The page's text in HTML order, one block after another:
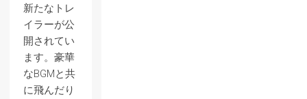
新たなトレ
イラーが公
開されてい
ます。豪華
なBGMと共
に飛んだり